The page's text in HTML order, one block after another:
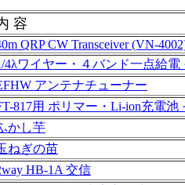
容
QRP CW Transceiver (VN-
4λワイヤー・４バンド一点給電
アンテナチューナー
817用 ポリマー・Li-ion充電池
かし芋
ねぎの苗
HB-1A 交信